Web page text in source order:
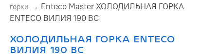
горки
Enteco Master ХОЛОДИЛЬНАЯ ГОРКА
ENTECO ВИЛИЯ 190 ВС
ХОЛОДИЛЬНАЯ ГОРКА ENTECO
ВИЛИЯ 190 ВС